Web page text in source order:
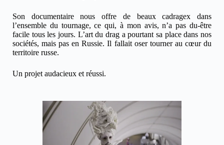
Son documentaire nous offre de beaux cadragex dans
l’ensemble du tournage, ce qui, à mon avis, n’a pas du-être
facile tous les jours. L’art du drag a pourtant sa place dans nos
sociétés, mais pas en Russie. Il fallait oser tourner au cœur du
territoire russe.
Un projet audacieux et réussi.